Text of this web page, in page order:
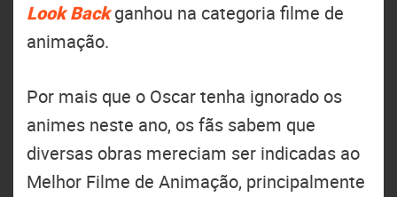
Look Backganhou na categoria filme de
animação.
Por mais que o Oscar tenha ignorado os
animes neste ano, os fãs sabem que
diversas obras mereciam ser indicadas ao
Melhor Filme de Animação, principalmente